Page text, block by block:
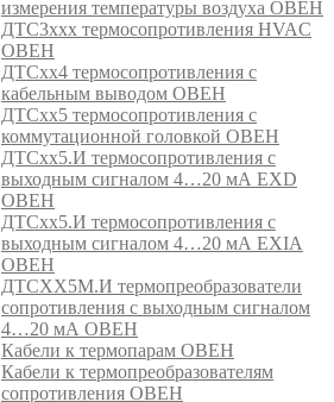
измерения температуры воздуха ОВЕН
ДТС3ххх термосопротивления HVAC
ОВЕН
ДТСхх4 термосопротивления с
кабельным выводом ОВЕН
ДТСхх5 термосопротивления с
коммутационной головкой ОВЕН
ДТСхх5.И термосопротивления с
выходным сигналом 4…20 мА EXD
ОВЕН
ДТСхх5.И термосопротивления с
выходным сигналом 4…20 мА EXIA
ОВЕН
ДТСХХ5М.И термопреобразователи
сопротивления с выходным сигналом
4…20 мА ОВЕН
Кабели к термопарам ОВЕН
Кабели к термопреобразователям
сопротивления ОВЕН